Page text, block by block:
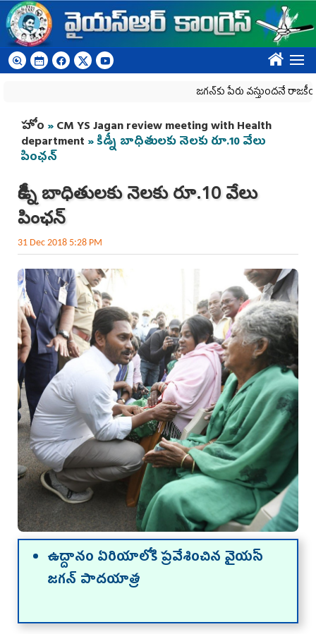
Skip to main content
????
జగన్‌కు పేరు వస్తుందనే రాజకీయ కక్షతో
You are here
హోం »CM YS Jagan review meeting with Health
department » కిడ్నీ బాధితులకు నెలకు రూ.10 వేలు
పింఛన్‌
కిడ్నీ బాధితులకు నెలకు రూ.10 వేలు
పింఛన్‌
31 Dec 2018 5:28 PM
ఉద్దానం ఏరియాలోకి ప్రవేశించిన వైయస్‌
జగన్‌ పాదయాత్ర